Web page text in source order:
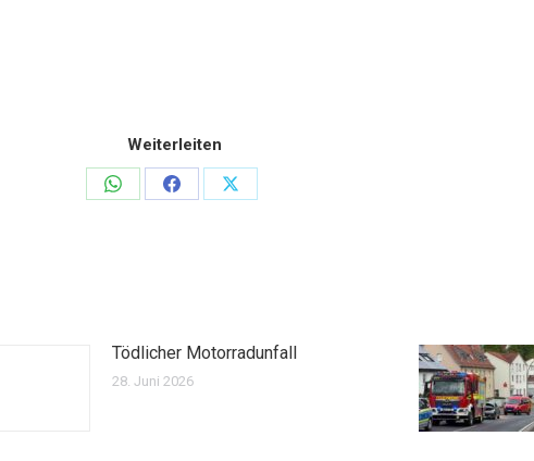
Weiterleiten
Teilen
Teilen
Teilen
Tödlicher Motorradunfall
28. Juni 2026